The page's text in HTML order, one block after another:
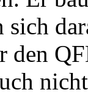
sich
den